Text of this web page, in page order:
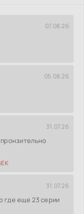
07.08.26
05.08.26
31.07.26
31.07.26
где еще 23 серии